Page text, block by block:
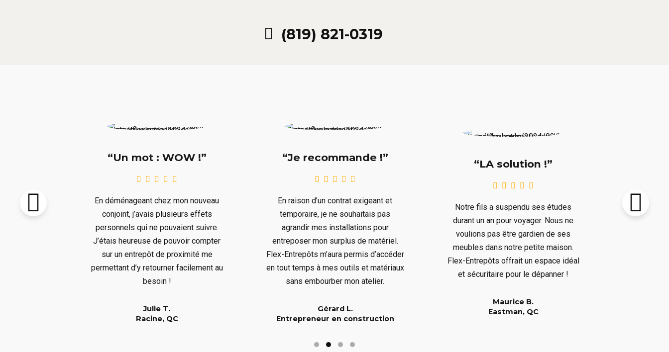
(819) 821-0319
livré avant
“Un mot : WOW !”
En déménageant chez mon nouveau
conjoint, j’avais plusieurs effets
personnels qui ne pouvaient suivre.
J’étais heureuse de pouvoir compter
sur un entrepôt de proximité me
permettant d’y retourner facilement au
besoin !
Julie T.
Racine, QC
“Je recommande !”
En raison d’un contrat exigeant et
temporaire, je ne souhaitais pas
agrandir mes installations pour
entreposer mon surplus de matériel.
Flex-Entrepôts m’aura permis d’accéder
en tout temps à mes outils et matériaux
sans embourber mon atelier.
Gérard L.
Entrepreneur en construction
“LA solution !”
Notre fils a suspendu ses études
durant un an pour voyager. Nous ne
voulions pas être gardien de ses
meubles dans notre petite maison.
Flex-Entrepôts offrait un espace idéal
et sécuritaire pour le dépanner !
Maurice B.
Eastman, QC
le prochain